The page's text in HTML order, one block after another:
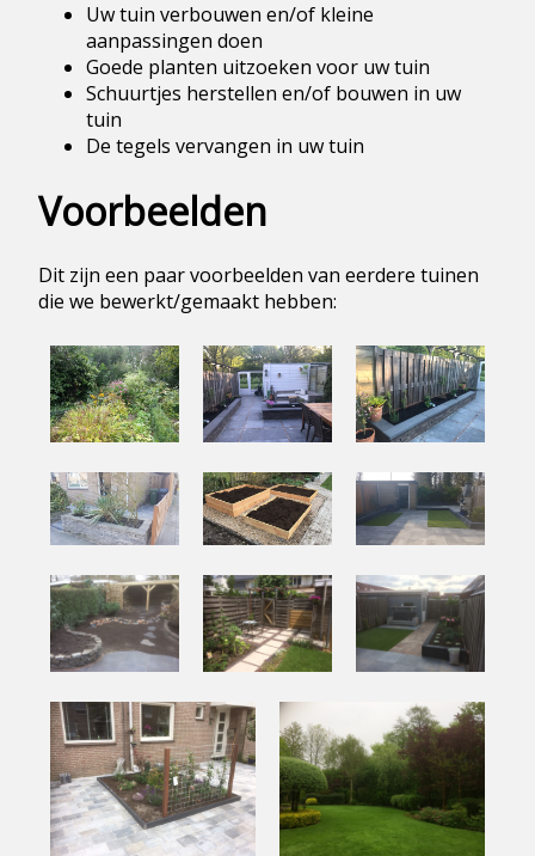
Uw tuin verbouwen en/of kleine
aanpassingen doen
Goede planten uitzoeken voor uw tuin
Schuurtjes herstellen en/of bouwen in uw
tuin
De tegels vervangen in uw tuin
Voorbeelden
Dit zijn een paar voorbeelden van eerdere tuinen
die we bewerkt/gemaakt hebben: